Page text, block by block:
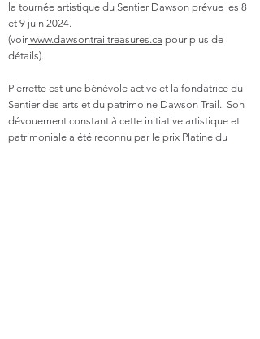
la tournée artistique du Sentier Dawson prévue les 8
et 9 juin 2024.
(voir www.dawsontrailtreasures.ca pour plus de
détails).
Pierrette est une bénévole active et la fondatrice du
Sentier des arts et du patrimoine Dawson Trail. Son
dévouement constant à cette initiative artistique et
patrimoniale a été reconnu par le prix Platine du